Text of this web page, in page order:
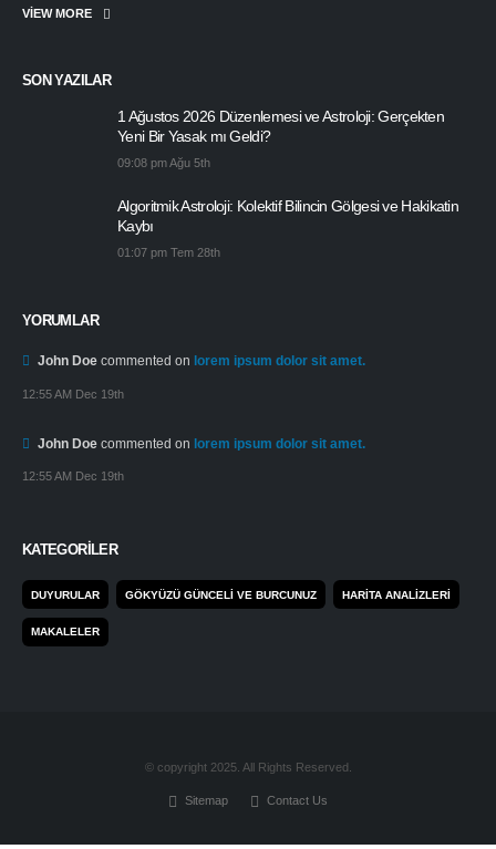
VIEW MORE
SON YAZILAR
1 Ağustos 2026 Düzenlemesi ve Astroloji: Gerçekten
Yeni Bir Yasak mı Geldi?
09:08 pm Ağu 5th
Algoritmik Astroloji: Kolektif Bilincin Gölgesi ve Hakikatin
Kaybı
01:07 pm Tem 28th
YORUMLAR
John Doe commented on lorem ipsum dolor sit amet.
12:55 AM Dec 19th
John Doe commented on lorem ipsum dolor sit amet.
12:55 AM Dec 19th
KATEGORILER
DUYURULAR GÖKYÜZÜ GÜNCELI VE BURCUNUZ HARITA ANALIZLERI
MAKALELER
© copyright 2025. All Rights Reserved.
Sitemap Contact Us